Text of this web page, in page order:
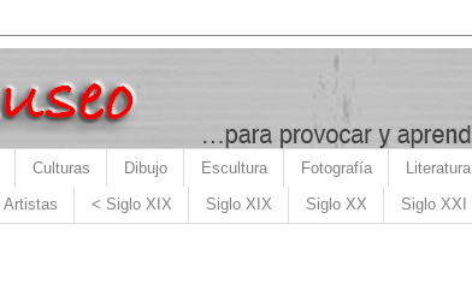
Culturas Dibujo Escultura Fotografía Literatura
Artistas < Siglo XIX Siglo XIX Siglo XX Siglo XXI